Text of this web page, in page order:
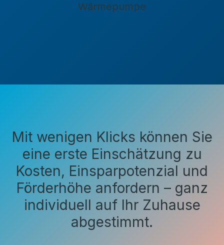
Wärmepumpe
Mit wenigen Klicks können Sie
eine erste Einschätzung zu
Kosten, Einsparpotenzial und
Förderhöhe anfordern – ganz
individuell auf Ihr Zuhause
abgestimmt.